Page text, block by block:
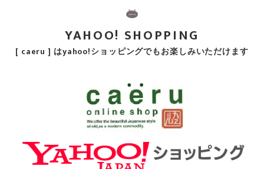
[ caeru ] はyahoo!ショッピングでもお楽しみいただけます
YAHOO! SHOPPING